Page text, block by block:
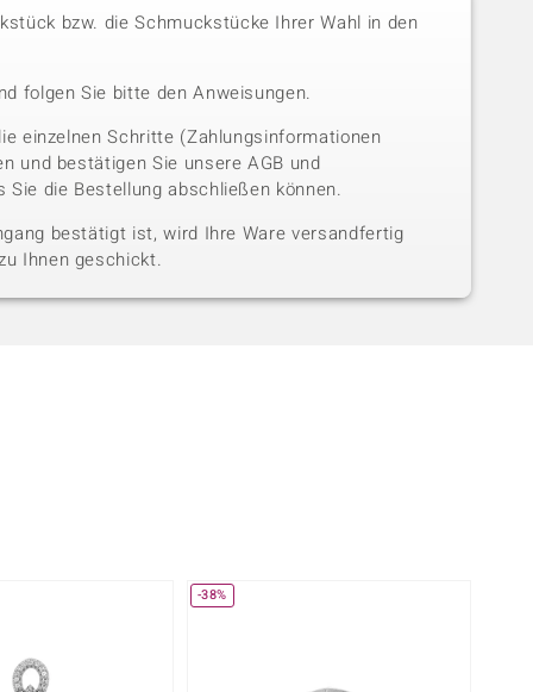
bzw. die Schmuckstücke Ihrer Wahl in den
folgen Sie bitte den Anweisungen.
einzelnen Schritte (Zahlungsinformationen
und bestätigen Sie unsere AGB und
Sie die Bestellung abschließen können.
bestätigt ist, wird Ihre Ware versandfertig
Ihnen geschickt.
-38%